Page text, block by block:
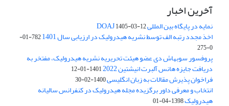
آخرین اخبار
نمایه در پایگاه بین المللی DOAJ1405-03-12
اخذ مجدد رتبه الف توسط نشریه هیدرولیک در ارزیابی سال 1401
782-01-
0-275
پروفسور سوبهاش دی عضو هیئت تحریریه نشریه هیدرولیک، مفتخر به
دریافت جایزه هانس آلبرت انیشتین 2022 1401-01-12
فراخوان پذیرش مقالات به زبان انگلیسی1400-02-30
انتخاب و معرفی داور برگزیده مجله هیدرولیک در کنفرانس سالیانه
هیدرولیک1398-04-01